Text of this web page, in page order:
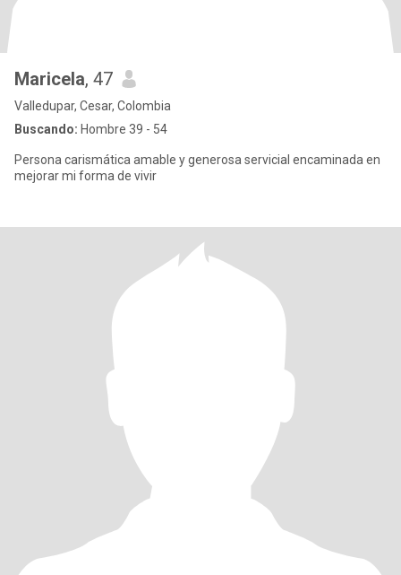
Maricela, 47
Valledupar, Cesar, Colombia
Buscando: Hombre 39 - 54
Persona carismática amable y generosa servicial encaminada en
mejorar mi forma de vivir